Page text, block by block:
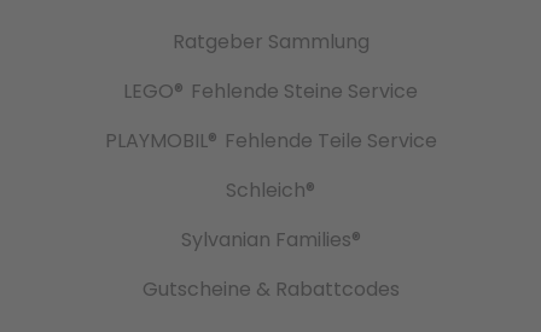
Ratgeber Sammlung
LEGO® Fehlende Steine Service
PLAYMOBIL® Fehlende Teile Service
Schleich®
Sylvanian Families®
Gutscheine & Rabattcodes